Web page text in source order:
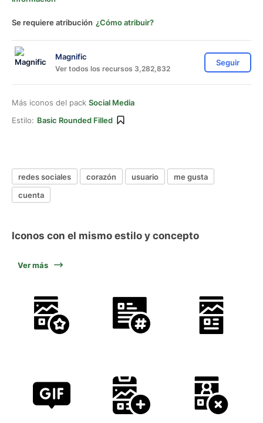
Se requiere atribución ¿Cómo atribuir?
Magnific
Ver todos los recursos 3,282,832
Seguir
Más iconos del pack Social Media
Estilo: Basic Rounded Filled
redes sociales corazón usuario
me gusta
cuenta
Iconos con el mismo estilo y concepto
Ver más